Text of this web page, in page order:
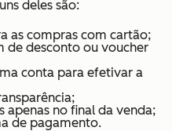
deles são:
as compras com cartão;
de desconto ou voucher
conta para efetivar a
apenas no final da venda;
de pagamento.